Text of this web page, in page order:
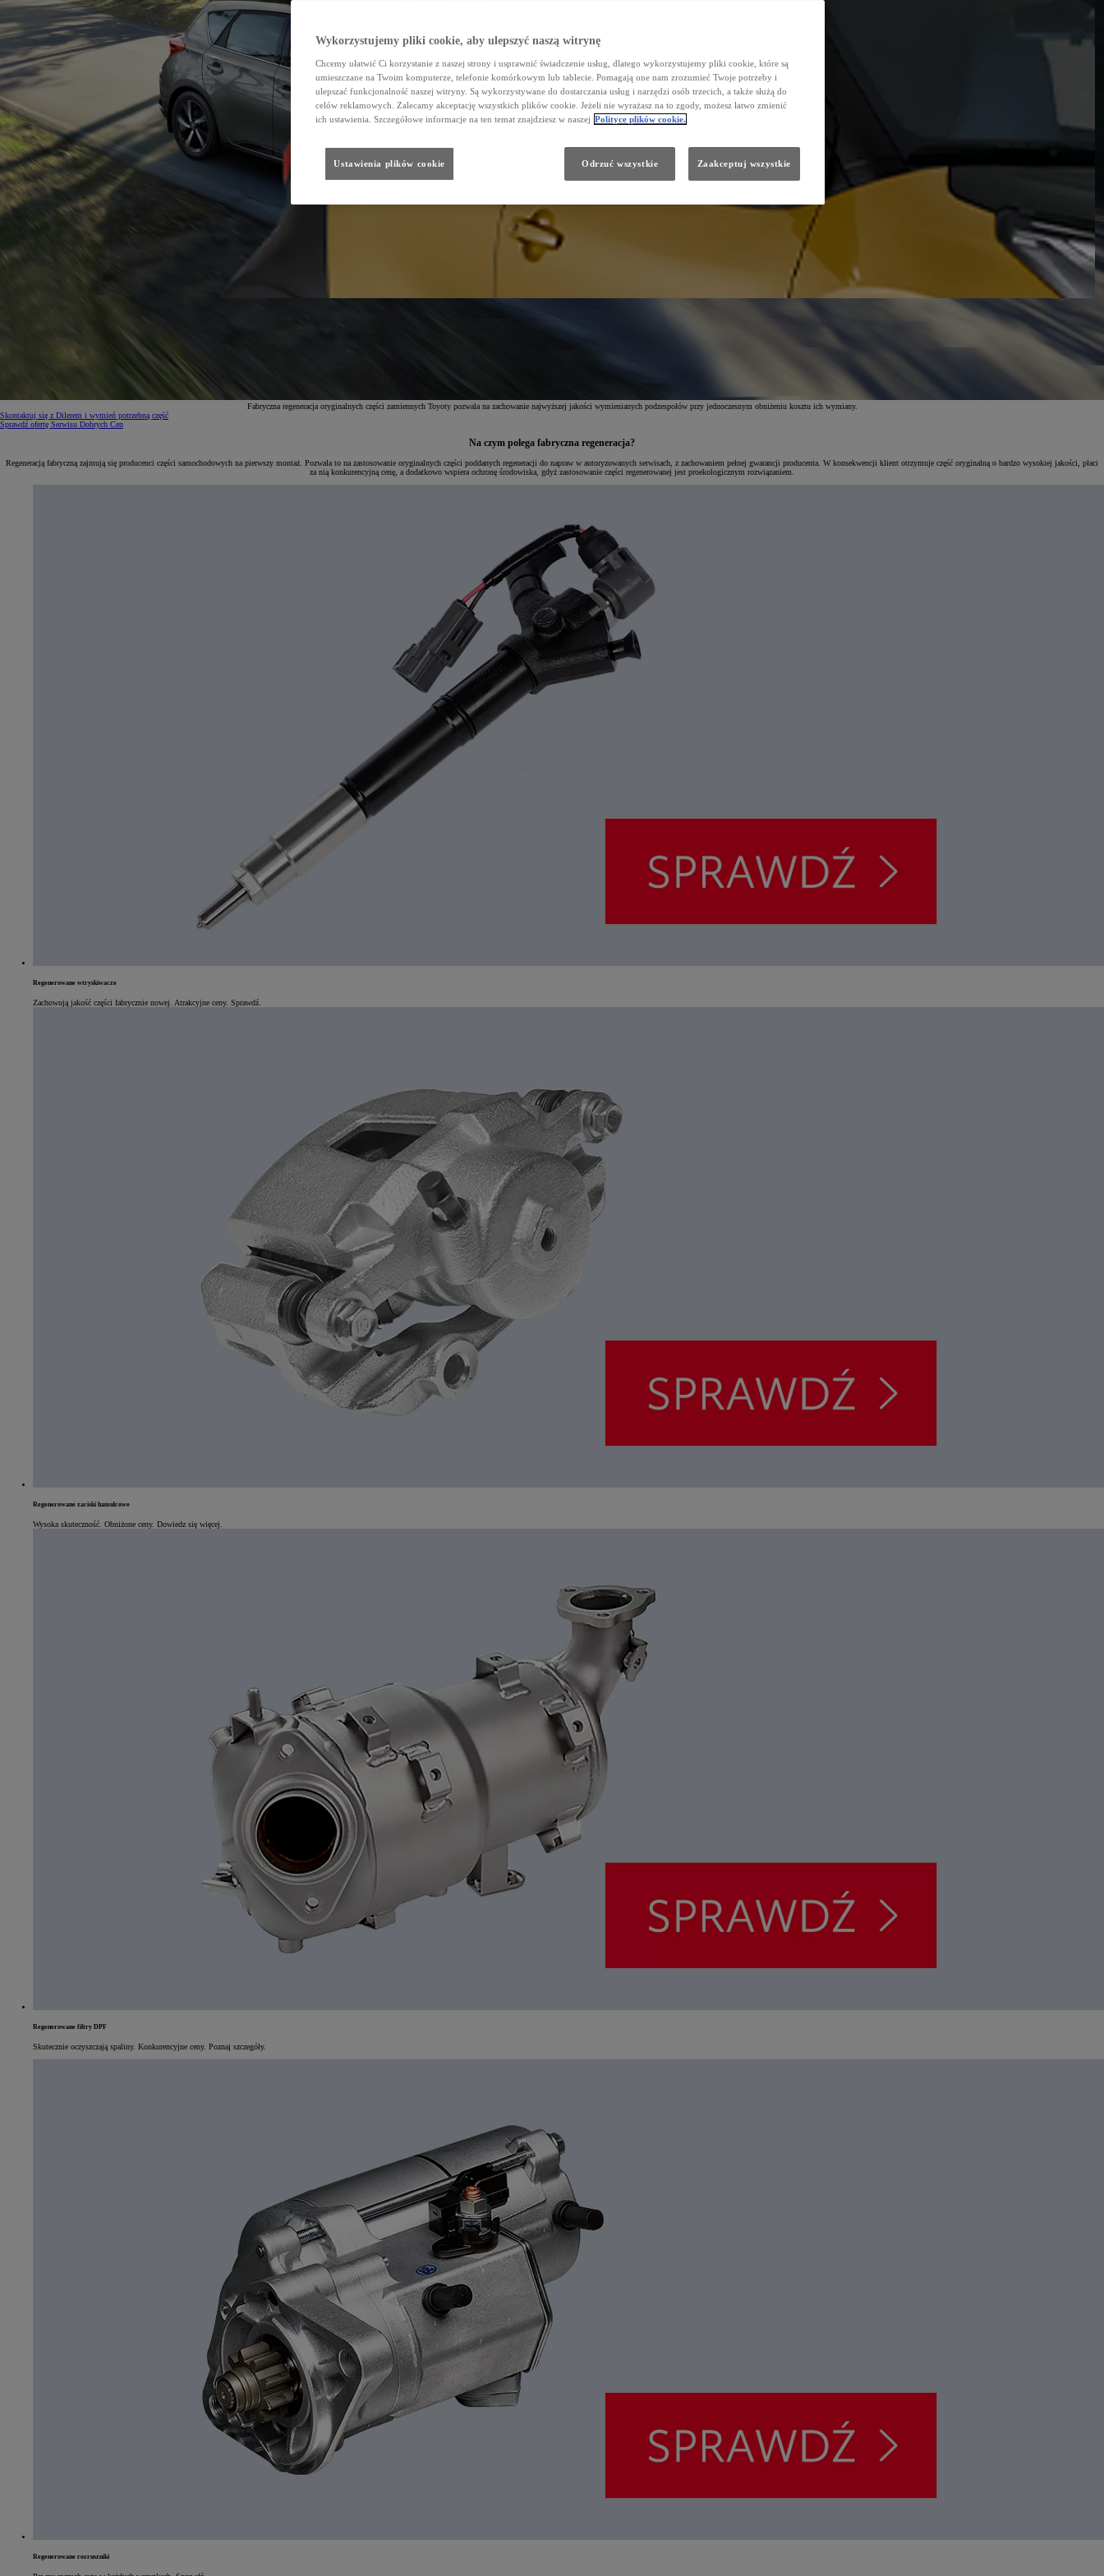
Fabryczna regeneracja oryginalnych części zamiennych Toyoty pozwala na zachowanie najwyższej jakości wymienianych podzespołów przy jednoczesnym obniżeniu kosztu ich wymiany.
Skontaktuj się z Dilerem i wymień potrzebną część
Sprawdź ofertę Serwisu Dobrych Cen
Na czym polega fabryczna regeneracja?
Regeneracją fabryczną zajmują się producenci części samochodowych na pierwszy montaż. Pozwala to na zastosowanie oryginalnych części poddanych regeneracji do napraw w autoryzowanych serwisach, z zachowaniem pełnej gwarancji producenta. W konsekwencji klient otrzymuje część oryginalną o bardzo wysokiej jakości, płaci
za nią konkurencyjną cenę, a dodatkowo wspiera ochronę środowiska, gdyż zastosowanie części regenerowanej jest proekologicznym rozwiązaniem.
Regenerowane wtryskiwacze
Zachowują jakość części fabrycznie nowej. Atrakcyjne ceny. Sprawdź.
Regenerowane zaciski hamulcowe
Wysoka skuteczność. Obniżone ceny. Dowiedz się więcej.
Regenerowane filtry DPF
Skutecznie oczyszczają spaliny. Konkurencyjne ceny. Poznaj szczegóły.
Regenerowane rozruszniki
Wykorzystujemy pliki cookie, aby ulepszyć naszą witrynę
Chcemy ułatwić Ci korzystanie z naszej strony i usprawnić świadczenie usług, dlatego wykorzystujemy pliki cookie, które są
umieszczane na Twoim komputerze, telefonie komórkowym lub tablecie. Pomagają one nam zrozumieć Twoje potrzeby i
ulepszać funkcjonalność naszej witryny. Są wykorzystywane do dostarczania usług i narzędzi osób trzecich, a także służą do
celów reklamowych. Zalecamy akceptację wszystkich plików cookie. Jeżeli nie wyrażasz na to zgody, możesz łatwo zmienić
ich ustawienia. Szczegółowe informacje na ten temat znajdziesz w naszej Polityce plików cookie.
Ustawienia plików cookie Odrzuć wszystkie Zaakceptuj wszystkie